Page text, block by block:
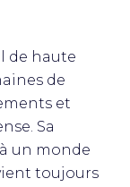
de haute
de
et
Sa
un monde
toujours